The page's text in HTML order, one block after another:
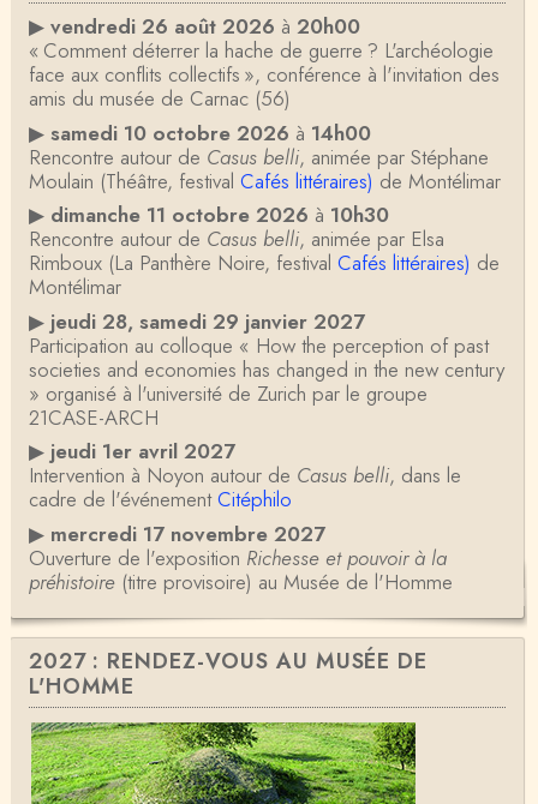
▶ vendredi 26 août 2026 à 20h00
« Comment déterrer la hache de guerre ? L'archéologie
face aux conflits collectifs », conférence à l'invitation des
amis du musée de Carnac (56)
▶ samedi 10 octobre 2026 à 14h00
Rencontre autour de Casus belli, animée par Stéphane
Moulain (Théâtre, festival Cafés littéraires) de Montélimar
▶ dimanche 11 octobre 2026 à 10h30
Rencontre autour de Casus belli, animée par Elsa
Rimboux (La Panthère Noire, festival Cafés littéraires) de
Montélimar
▶ jeudi 28, samedi 29 janvier 2027
Participation au colloque « How the perception of past
societies and economies has changed in the new century
» organisé à l'université de Zurich par le groupe
21CASE-ARCH
▶ jeudi 1er avril 2027
Intervention à Noyon autour de Casus belli, dans le
cadre de l'événementCitéphilo
▶ mercredi 17 novembre 2027
Ouverture de l'exposition Richesse et pouvoir à la
préhistoire(titre provisoire) au Musée de l'Homme
2027 : RENDEZ-VOUS AU MUSÉE DE
L'HOMME